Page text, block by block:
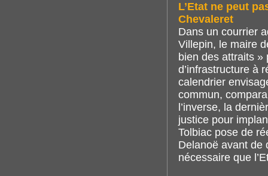
L’Etat ne peut
Chevaleret
Dans un courrier
Villepin, le maire
bien des attraits »
d’infrastructure à
calendrier
commun,
l’inverse, la
justice pour
Tolbiac pose de
Delanoë avant de
nécessaire que